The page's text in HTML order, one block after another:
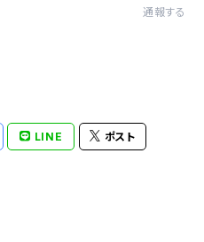
通報する
LINE ポスト